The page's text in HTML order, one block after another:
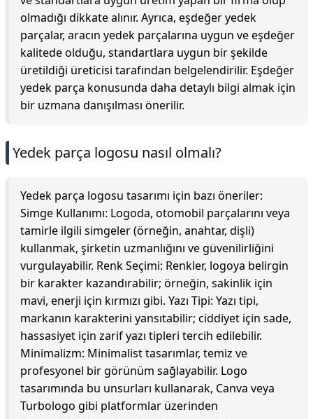
olmadığı dikkate alınır. Ayrıca, eşdeğer yedek
parçalar, aracın yedek parçalarına uygun ve eşdeğer
kalitede olduğu, standartlara uygun bir şekilde
üretildiği üreticisi tarafından belgelendirilir. Eşdeğer
yedek parça konusunda daha detaylı bilgi almak için
bir uzmana danışılması önerilir.
Yedek parça logosu nasıl olmalı?
Yedek parça logosu tasarımı için bazı öneriler:
Simge Kullanımı: Logoda, otomobil parçalarını veya
tamirle ilgili simgeler (örneğin, anahtar, dişli)
kullanmak, şirketin uzmanlığını ve güvenilirliğini
vurgulayabilir. Renk Seçimi: Renkler, logoya belirgin
bir karakter kazandırabilir; örneğin, sakinlik için
mavi, enerji için kırmızı gibi. Yazı Tipi: Yazı tipi,
markanın karakterini yansıtabilir; ciddiyet için sade,
hassasiyet için zarif yazı tipleri tercih edilebilir.
Minimalizm: Minimalist tasarımlar, temiz ve
profesyonel bir görünüm sağlayabilir. Logo
tasarımında bu unsurları kullanarak, Canva veya
Turbologo gibi platformlar üzerinden